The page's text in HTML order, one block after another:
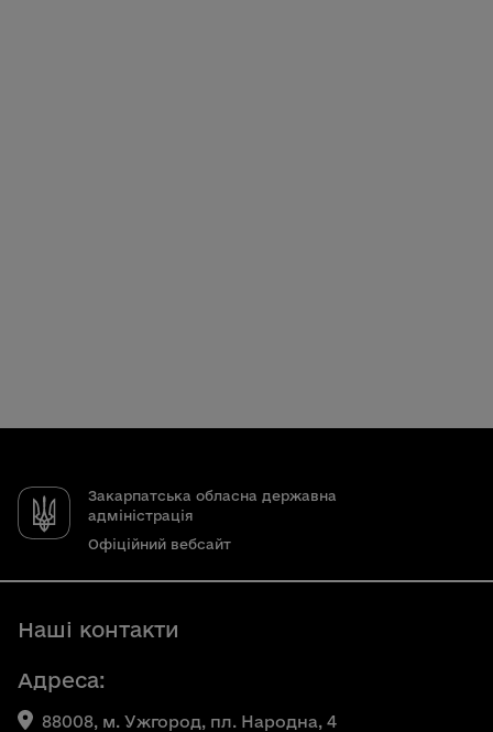
Закарпатська обласна державна
адміністрація
Офіційний вебсайт
Наші контакти
Адреса:
88008, м. Ужгород, пл. Народна, 4